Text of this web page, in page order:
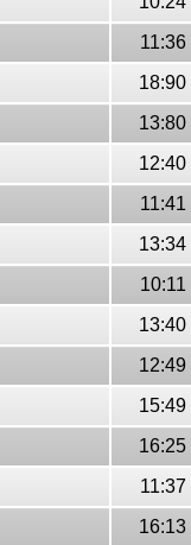
11:36
18:90
13:80
12:40
11:41
13:34
10:11
13:40
12:49
15:49
16:25
11:37
16:13